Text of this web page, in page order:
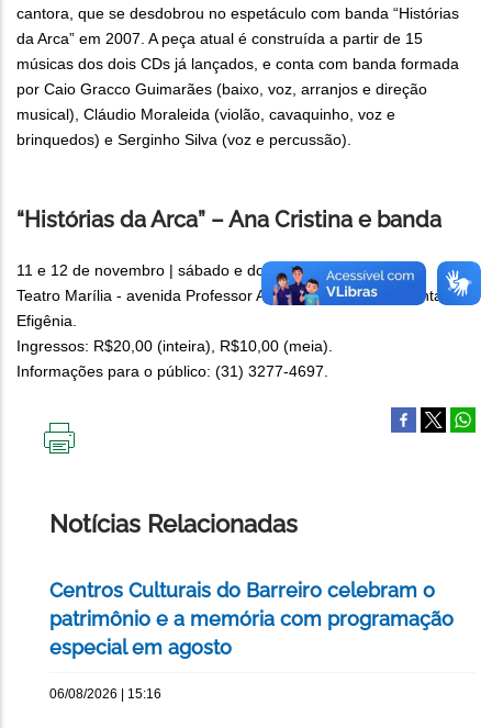
cantora, que se desdobrou no espetáculo com banda “Histórias
da Arca” em 2007. A peça atual é construída a partir de 15
músicas dos dois CDs já lançados, e conta com banda formada
por Caio Gracco Guimarães (baixo, voz, arranjos e direção
musical), Cláudio Moraleida (violão, cavaquinho, voz e
brinquedos) e Serginho Silva (voz e percussão).
“Histórias da Arca” – Ana Cristina e banda
11 e 12 de novembro | sábado e domingo | às 16h.
Teatro Marília - avenida Professor Alfredo Balena, 586, Santa
Efigênia.
Ingressos: R$20,00 (inteira), R$10,00 (meia).
Informações para o público: (31) 3277-4697.
Notícias Relacionadas
Centros Culturais do Barreiro celebram o
patrimônio e a memória com programação
especial em agosto
06/08/2026 | 15:16